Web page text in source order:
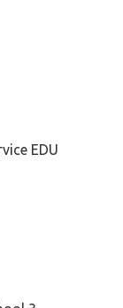
EDU